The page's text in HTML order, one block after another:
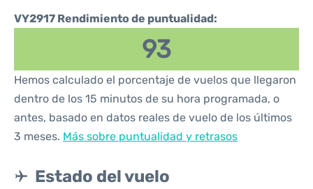
VY2917 Rendimiento de puntualidad:
93
Hemos calculado el porcentaje de vuelos que llegaron
dentro de los 15 minutos de su hora programada, o
antes, basado en datos reales de vuelo de los últimos
3 meses. Más sobre puntualidad y retrasos
Estado del vuelo